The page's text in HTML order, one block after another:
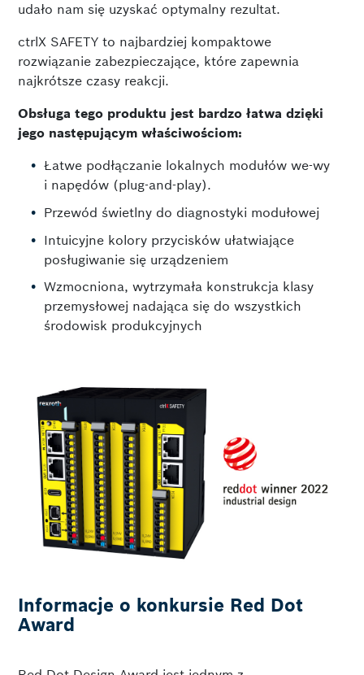
udało nam się uzyskać optymalny rezultat.
ctrlX SAFETY to najbardziej kompaktowe
rozwiązanie zabezpieczające, które zapewnia
najkrótsze czasy reakcji.
Obsługa tego produktu jest bardzo łatwa dzięki
jego następującym właściwościom:
Łatwe podłączanie lokalnych modułów we-wy
i napędów (plug-and-play).
Przewód świetlny do diagnostyki modułowej
Intuicyjne kolory przycisków ułatwiające
posługiwanie się urządzeniem
Wzmocniona, wytrzymała konstrukcja klasy
przemysłowej nadająca się do wszystkich
środowisk produkcyjnych
Informacje o konkursie Red Dot
Award